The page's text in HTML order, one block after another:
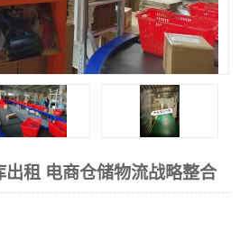
租 电商仓储物流战略整合